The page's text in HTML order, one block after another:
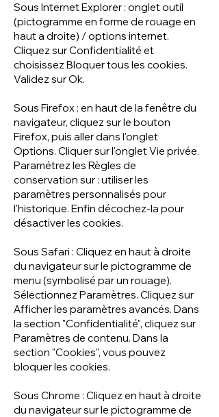
Sous Internet Explorer : onglet outil
(pictogramme en forme de rouage en
haut a droite) / options internet.
Cliquez sur Confidentialité et
choisissez Bloquer tous les cookies.
Validez sur Ok.
Sous Firefox : en haut de la fenêtre du
navigateur, cliquez sur le bouton
Firefox, puis aller dans l'onglet
Options. Cliquer sur l'onglet Vie privée.
Paramétrez les Règles de
conservation sur : utiliser les
paramètres personnalisés pour
l'historique. Enfin décochez-la pour
désactiver les cookies.
Sous Safari : Cliquez en haut à droite
du navigateur sur le pictogramme de
menu (symbolisé par un rouage).
Sélectionnez Paramètres. Cliquez sur
Afficher les paramètres avancés. Dans
la section "Confidentialité", cliquez sur
Paramètres de contenu. Dans la
section "Cookies", vous pouvez
bloquer les cookies.
Sous Chrome : Cliquez en haut à droite
du navigateur sur le pictogramme de